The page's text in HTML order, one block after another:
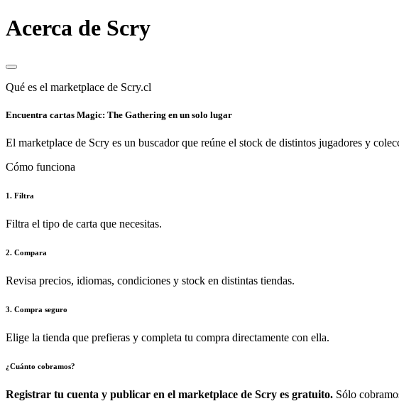
Acerca de Scry
Qué es el marketplace de Scry.cl
Encuentra cartas Magic: The Gathering en un solo lugar
El marketplace de Scry es un buscador que reúne el stock de distintos jugadores y
Cómo funciona
1. Filtra
Filtra el tipo de carta que necesitas.
2. Compara
Revisa precios, idiomas, condiciones y stock en distintas tiendas.
3. Compra seguro
Elige la tienda que prefieras y completa tu compra directamente con ella.
¿Cuánto cobramos?
Registrar tu cuenta y publicar en el marketplace de Scry es gratuito. Sólo